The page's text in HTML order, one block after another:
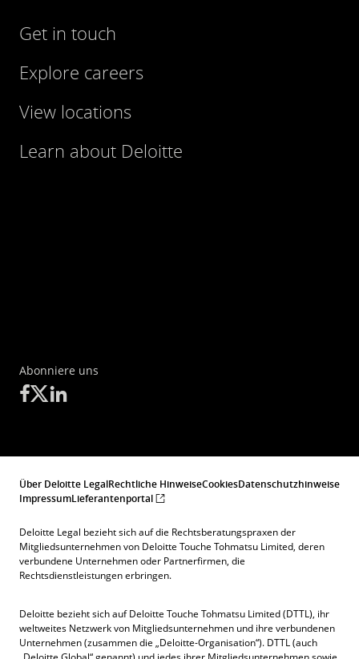
Get in touch
Explore careers
View locations
Learn about Deloitte
Abonniere uns
Über Deloitte LegalRechtliche HinweiseCookiesDatenschutzhinweise
ImpressumLieferantenportal
Deloitte Legal bezieht sich auf die Rechtsberatungspraxen der
Mitgliedsunternehmen von Deloitte Touche Tohmatsu Limited, deren
verbundene Unternehmen oder Partnerfirmen, die
Rechtsdienstleistungen erbringen.
Deloitte bezieht sich auf Deloitte Touche Tohmatsu Limited (DTTL), ihr
weltweites Netzwerk von Mitgliedsunternehmen und ihre verbundenen
Unternehmen (zusammen die „Deloitte-Organisation“). DTTL (auch